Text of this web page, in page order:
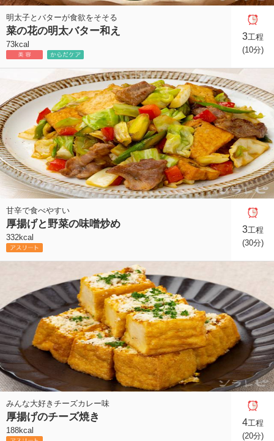
明太子とバターが食欲をそそる
菜の花の明太バター和え
73kcal
3工程
(10分)
甘辛で食べやすい
厚揚げと野菜の味噌炒め
332kcal
3工程
(30分)
みんな大好きチーズカレー味
厚揚げのチーズ焼き
188kcal
4工程
(20分)